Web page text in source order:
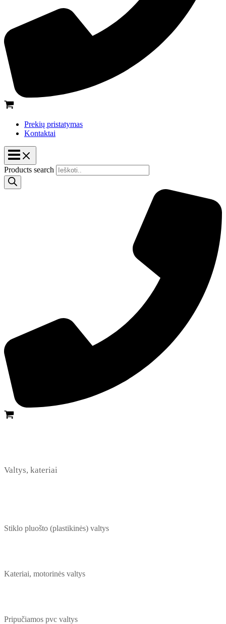
Prekių pristatymas
Kontaktai
Products search
Valtys, kateriai
Stiklo pluošto (plastikinės) valtys
Kateriai, motorinės valtys
Pripučiamos pvc valtys